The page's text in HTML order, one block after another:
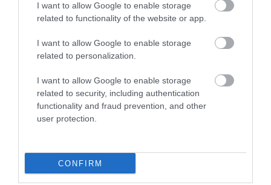
I want to allow Google to enable storage
related to functionality of the website or app.
I want to allow Google to enable storage
related to personalization.
I want to allow Google to enable storage
related to security, including authentication
functionality and fraud prevention, and other
user protection.
CONFIRM
Kép és a videó forrása: https://www.youtube.com/watch?
Donald Trumpról röviden
Donald Trump, aki eredetileg ingatlanmágnás és
médiaperszonalitás volt, az Egyesült Államok 45. elnöke,
hivatali ideje 2017-től 2021-ig tartott. New Yorkban
született 1946-ban, és a Wharton School of the University
ingatlanpiacra lépve vált ismertté, jelentős projekteket
valósított meg Manhattanben és más városokban is. A